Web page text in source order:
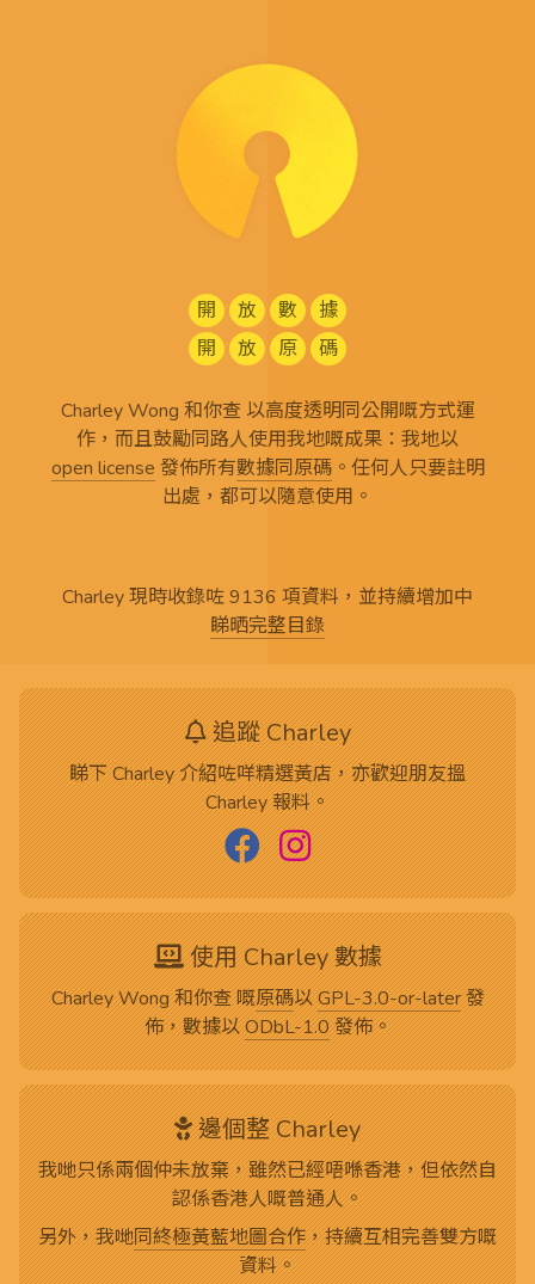
開 放 數
據
開
放 原 碼
Charley Wong 和你查 以高度透明同公開嘅方式運
作，而且鼓勵同路人使用我地嘅成果：我地以
open license 發佈所有數據同原碼。任何人只要註明
出處，都可以隨意使用。
Charley 現時收錄咗 9136 項資料，並持續增加中
睇晒完整目錄
追蹤 Charley
睇下 Charley 介紹咗咩精選黃店，亦歡迎朋友搵
Charley 報料。
使用 Charley 數據
Charley Wong 和你查 嘅原碼以GPL-3.0-or-later發
佈，數據以ODbL-1.0發佈。
邊個整 Charley
我哋只係兩個仲未放棄，雖然已經唔喺香港，但依然自
認係香港人嘅普通人。
另外，我哋同終極黃藍地圖合作，持續互相完善雙方嘅
資料。